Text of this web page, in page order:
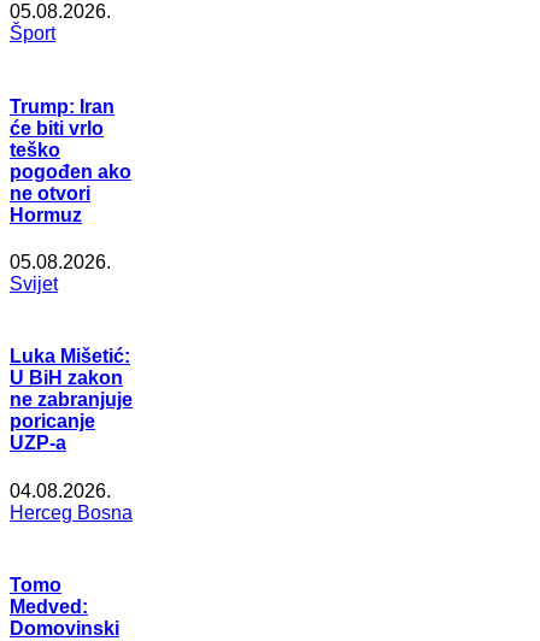
05.08.2026.
Šport
Trump: Iran
će biti vrlo
teško
pogođen ako
ne otvori
Hormuz
05.08.2026.
Svijet
Luka Mišetić:
U BiH zakon
ne zabranjuje
poricanje
UZP-a
04.08.2026.
Herceg Bosna
Tomo
Medved:
Domovinski